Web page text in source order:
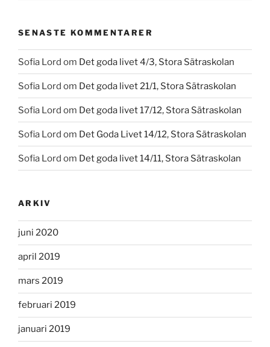
SENASTE KOMMENTARER
Sofia Lord om Det goda livet 4/3, Stora Sätraskolan
Sofia Lord om Det goda livet 21/1, Stora Sätraskolan
Sofia Lord om Det goda livet 17/12, Stora Sätraskolan
Sofia Lord om Det Goda Livet 14/12, Stora Sätraskolan
Sofia Lord om Det goda livet 14/11, Stora Sätraskolan
ARKIV
juni 2020
april 2019
mars 2019
februari 2019
januari 2019